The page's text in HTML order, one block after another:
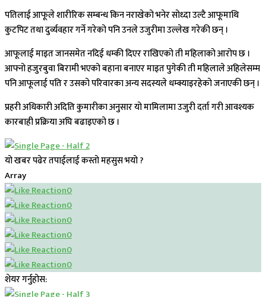
पतिलाई आफूले शारीरिक सम्बन्ध किन नराखेको भनेर सोध्दा उल्टै आफूमाथि
कुटपिट तथा दुर्व्यवहार गर्ने गरेको पनि उनले उजुरीमा उल्लेख गरेकी छन् ।
आफूलाई माइत जानसमेत नदिई धम्की दिएर राखिएको ती महिलाको आरोप छ ।
आफ्नो हजुरबुवा बिरामी भएको बहाना बनाएर माइत पुगेकी ती महिलाले अहिलेसम्म
पनि आफूलाई पति र उसको परिवारका अन्य सदस्यले धम्क्याइरहेको जनाएकी छन् ।
प्रहरी अधिकारी अदिति कुमारीका अनुसार यो मामिलामा उजुरी दर्ता गरी आवश्यक
कारबाही प्रक्रिया अघि बढाइएको छ ।
यो खबर पढेर तपाईलाई कस्तो महसुस भयो ?
Array
0
0
0
0
0
0
शेयर गर्नुहोस: